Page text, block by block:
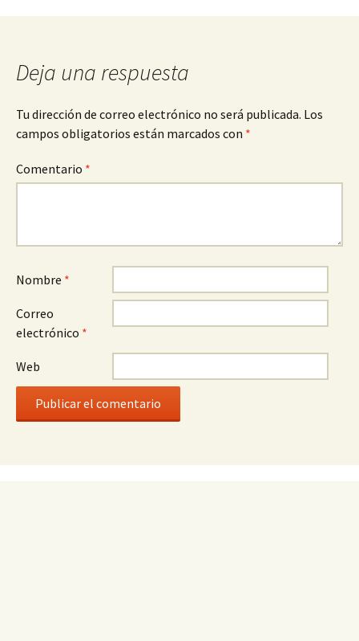
de
entradas
Deja una respuesta
Tu dirección de correo electrónico no será publicada. Los
campos obligatorios están marcados con *
Comentario *
Nombre *
Correo
electrónico *
Web